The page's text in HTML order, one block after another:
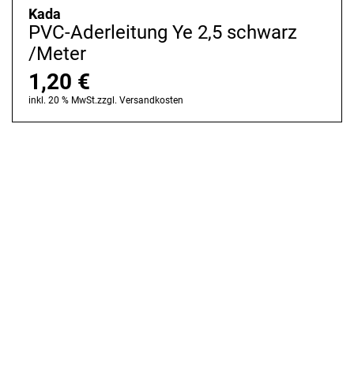
Kada
PVC-Aderleitung Ye 2,5 schwarz
/Meter
1,20 €
inkl. 20 % MwSt.zzgl. Versandkosten